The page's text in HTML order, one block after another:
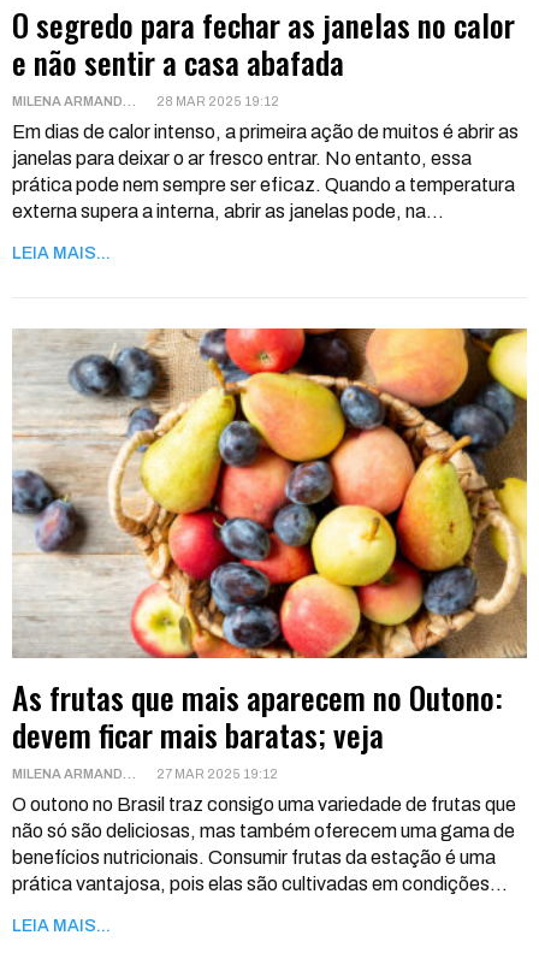
O segredo para fechar as janelas no calor
e não sentir a casa abafada
MILENA ARMANDO 28 MAR 2025 19:12
Em dias de calor intenso, a primeira ação de muitos é abrir as
janelas para deixar o ar fresco entrar. No entanto, essa
prática pode nem sempre ser eficaz. Quando a temperatura
externa supera a interna, abrir as janelas pode, na…
LEIA MAIS...
As frutas que mais aparecem no Outono:
devem ficar mais baratas; veja
27 MAR 2025 19:12
O outono no Brasil traz consigo uma variedade de frutas que
não só são deliciosas, mas também oferecem uma gama de
benefícios nutricionais. Consumir frutas da estação é uma
prática vantajosa, pois elas são cultivadas em condições…
LEIA MAIS...